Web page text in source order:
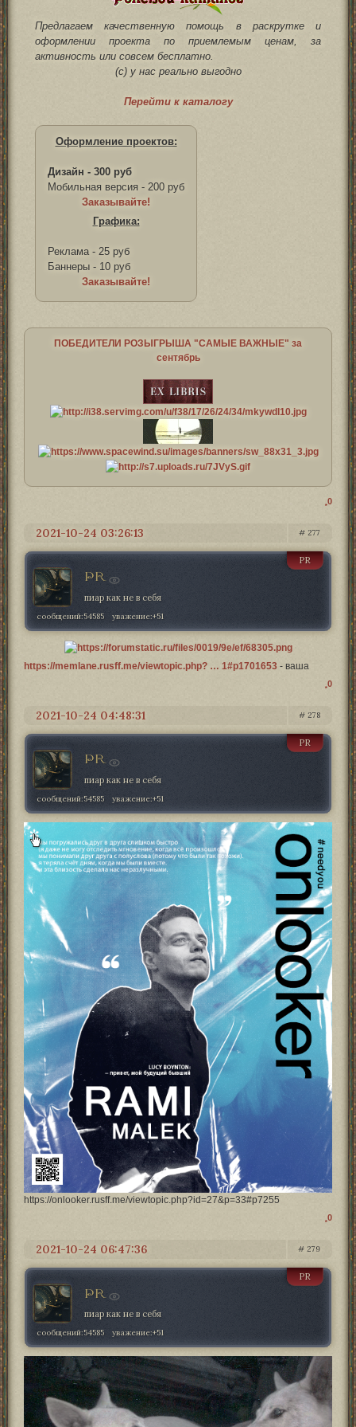
Предлагаем качественную помощь в раскрутке и
оформлении проекта по приемлемым ценам, за
активность или совсем бесплатно.
(с) у нас реально выгодно
Перейти к каталогу
Оформление проектов:
Дизайн - 300 руб
Мобильная версия - 200 руб
Заказывайте!
Графика:
Реклама - 25 руб
Баннеры - 10 руб
Заказывайте!
ПОБЕДИТЕЛИ РОЗЫГРЫША "САМЫЕ ВАЖНЫЕ" за
сентябрь
0
277
2021-10-24 03:26:13
PR
PR
пиар как не в себя
сообщений:54585 уважение:+51
https://memlane.rusff.me/viewtopic.php? … 1#p1701653 - ваша
0
278
2021-10-24 04:48:31
PR
PR
пиар как не в себя
сообщений:54585 уважение:+51
https://onlooker.rusff.me/viewtopic.php?id=27&p=33#p7255
0
279
2021-10-24 06:47:36
PR
PR
пиар как не в себя
сообщений:54585 уважение:+51